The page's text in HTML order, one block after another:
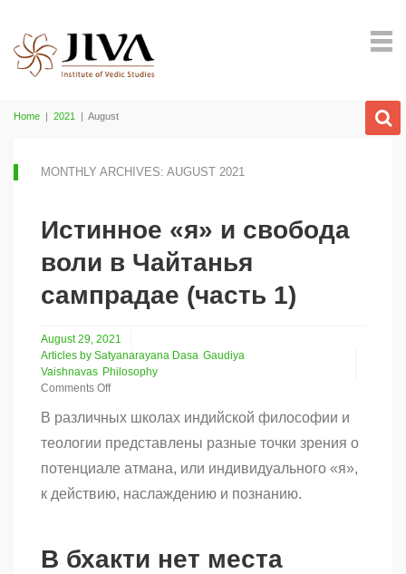
Home | 2021 | August
MONTHLY ARCHIVES: AUGUST 2021
Истинное «я» и свобода
воли в Чайтанья
сампрадае (часть 1)
August 29, 2021
Articles by Satyanarayana Dasa Gaudiya
Vaishnavas Philosophy
Comments Off
Истинное
свобода
в
(часть
1)
В различных школах индийской философии и
теологии представлены разные точки зрения о
потенциале атмана, или индивидуального «я»,
к действию, наслаждению и познанию.
В бхакти нет места